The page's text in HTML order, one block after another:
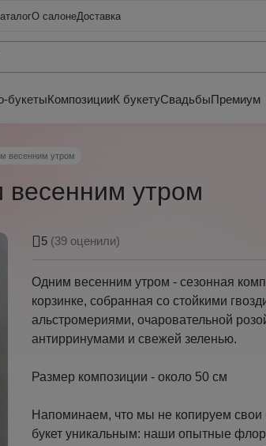
О салонеДоставка
букетыКомпозицииК букетуСвадьбыПремиум
весенним утром
весенним утром
5 (39 оценили)
Одним весенним утром - сезонная
корзинке, собранная со стойкими
альстромериями, очаровательной
антирринумами и свежей зеленью.
Размер композиции - около 50 см
Напоминаем, что мы не копируем
букет уникальным: наши опытные